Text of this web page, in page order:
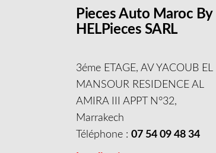
Pieces Auto Maroc By
HELPieces SARL
3éme ETAGE, AV YACOUB EL
MANSOUR RESIDENCE AL
AMIRA III APPT N°32,
Marrakech
Téléphone :07 54 09 48 34